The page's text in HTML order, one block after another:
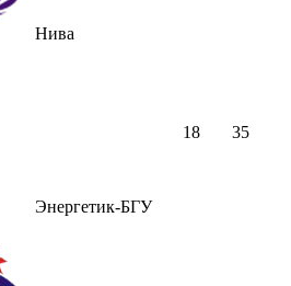
Нива
Энергетик-БГУ
18 35